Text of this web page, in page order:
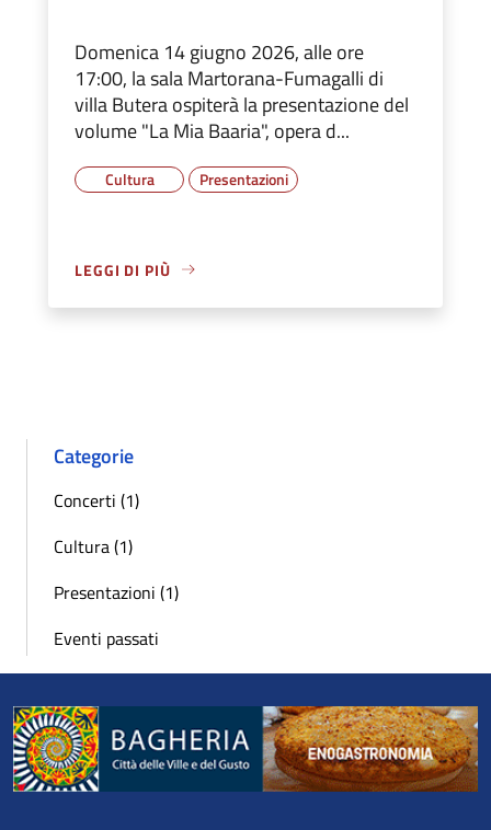
Domenica 14 giugno 2026, alle ore
17:00, la sala Martorana-Fumagalli di
villa Butera ospiterà la presentazione del
volume "La Mia Baaria", opera d...
Cultura Presentazioni
LEGGI DI PIÙ
Categorie
Concerti (1)
Cultura (1)
Presentazioni (1)
Eventi passati